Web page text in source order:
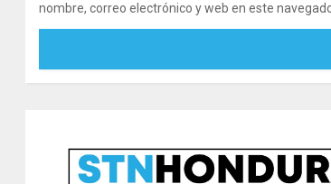
nombre, correo electrónico y web en este